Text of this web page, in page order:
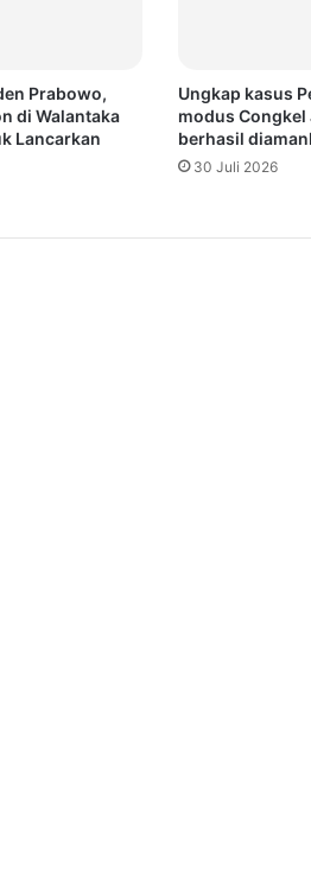
Prabowo,
di Walantaka
Lancarkan
Ungkap kasus
modus Congkel
berhasil
30 Juli 2026